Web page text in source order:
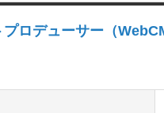
プロデューサー（